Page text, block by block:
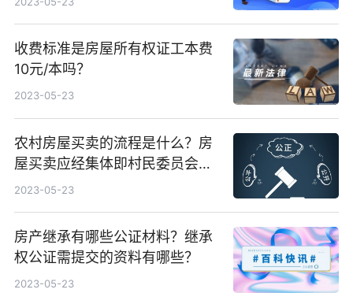
收费标准是房屋所有权证工本费
10元/本吗？
2023-05-23
农村房屋买卖的流程是什么？房
屋买卖应经集体即村民委员会书
面同意吗？
2023-05-23
房产继承有哪些公证材料？继承
权公证需提交的资料有哪些？
2023-05-23